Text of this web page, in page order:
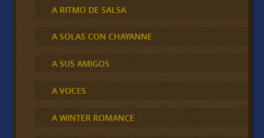
A RITMO DE SALSA
A SOLAS CON CHAYANNE
A SUS AMIGOS
A VOCES
A WINTER ROMANCE